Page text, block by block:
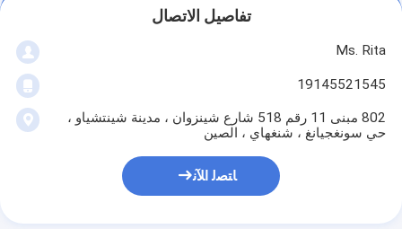
تفاصيل الاتصال
Ms. Rita
19145521545
802 مبنى 11 رقم 518 شارع شينزوان ، مدينة شينتشياو ،
حي سونغجيانغ ، شنغهاي ، الصين
ﺎﺘﺼﻟ ﺍﻶﻧ